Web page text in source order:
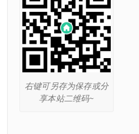
右键可另存为保存或分
享本站二维码~